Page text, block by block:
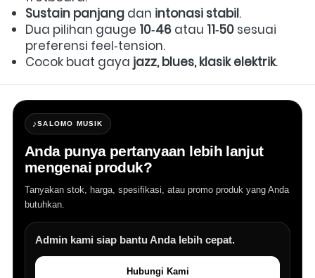
Sustain panjang dan intonasi stabil.
Dua pilihan gauge 10‑46 atau 11‑50 sesuai
preferensi feel‑tension.
Cocok buat gaya jazz, blues, klasik elektrik.
♪SALOMO MUSIK
Anda punya pertanyaan lebih lanjut
mengenai produk?
Tanyakan stok, harga, spesifikasi, atau promo produk yang Anda
butuhkan.
Admin kami siap bantu Anda lebih cepat.
Hubungi Kami